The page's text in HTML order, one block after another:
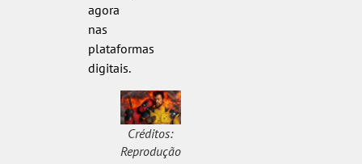
agora
nas
plataformas
digitais.
Créditos:
Reprodução